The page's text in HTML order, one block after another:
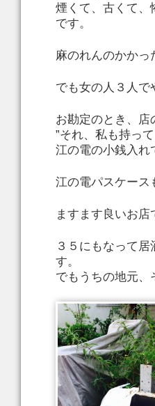
煙くて、古くて、
です。
麻のれんのかかっ
でも女の人３人で
お勘定のとき、店
”それ、私も持っ
江の電の小銭入れ
江の電パスケース
ますます良いお店
３５にもなって
す。
でもうちの地元、